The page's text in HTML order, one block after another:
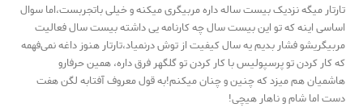
تارتار میگه نزدیک بیست ساله داره مربیگری میکنه و خیلی باتجربست،اما سوال
اساسی اینه که تو این بیست سال چه کارنامه یی داشته بیست سال فعالیت
مربیگریشو فشار بدیم یه سال کیفیت از توش درنمیاد،تارتار هنوز داغه نمی‌فهمه
که کار کردن تو پرسپولیس با کار کردن تو گلگهر فرق داره، همین حرفارو
هاشمیان هم میزد که چنین و چنان میکنم!به قول معروف آفتابه لگن هفت
دست اما شام و ناهار هیچی!